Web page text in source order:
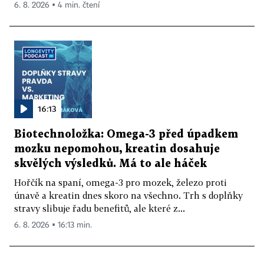
6. 8. 2026 ▪ 4 min. čtení
16:13
Biotechnoložka: Omega-3 před úpadkem
mozku nepomohou, kreatin dosahuje
skvělých výsledků. Má to ale háček
Hořčík na spaní, omega-3 pro mozek, železo proti
únavě a kreatin dnes skoro na všechno. Trh s doplňky
stravy slibuje řadu benefitů, ale které z...
6. 8. 2026 ▪ 16:13 min.